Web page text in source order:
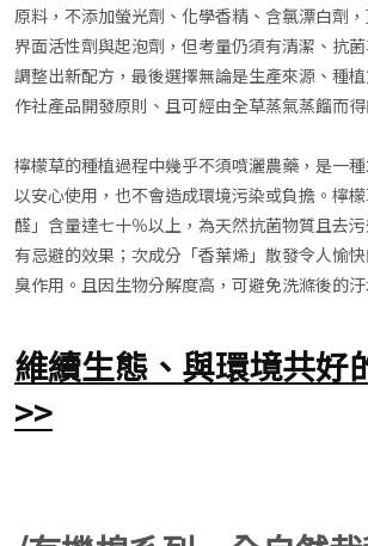
原料，不添加螢光劑、化學香精、含氯漂白劑
界面活性劑與起泡劑，但考量仍須有清潔、抗
調整出新配方，最後選擇無論是生產來源、種
作社產品開發原則、且可經由全草蒸氣蒸餾而得
檸檬草的種植過程中幾乎不須噴灑農藥，是一
以安心使用，也不會造成環境污染或負擔。檸
醛」含量達七十％以上，為天然抗菌物質且去
有忌避的效果；次成分「香葉烯」散發令人愉
臭作用。且因生物分解度高，可避免洗滌後的
維續生態、與環境共好
>>